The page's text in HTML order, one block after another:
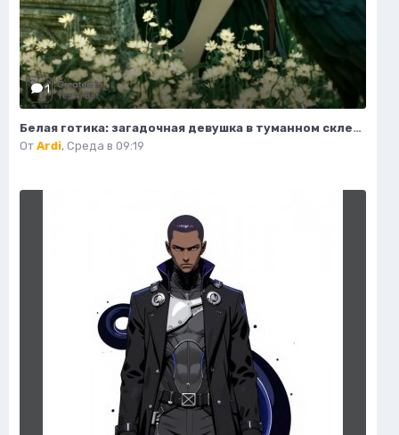
1
Белая готика: загадочная девушка в туманном склепе под полной луной. Нейронная сеть Midjourney
От Ardi, Среда в 09:19